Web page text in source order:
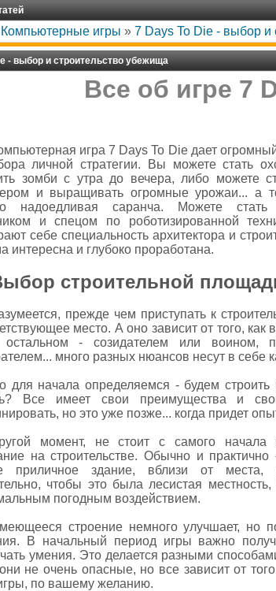
Компьютерные игры » 7 Days To Die - выбор и
- выбор и строительство убежища
Все об игре 7
игра 7 Days To Die дает
личной стратегии. Вы можете стать
зомби с утра до вечера, либо можете
и выращивать огромные урожаи... а
надоедливая саранча. Можете стать
и спецом по роботизированной
себе специальность архитектора и
интересна и глубоко проработана.
строительной
прежде чем приступать к
место. А оно зависит от того, как
- созидателем или воином,
много разных нюансов несут в себе
для начала определяемся - будем строить
Все имеет свои преимущества и
но это уже позже... когда придет
момент, не стоит с самого начала
на строительстве. Обычно и
приличное здание, вблизи от места,
чтобы это была лесистая
погодным воздействием.
строение немного улучшает, но
В начальный период игры важно
умения. Это делается разными
не очень опасные, но все зависит от
по вашему желанию.